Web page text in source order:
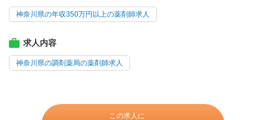
神奈川県の年収350万円以上の薬剤師求人
求人内容
神奈川県の調剤薬局の薬剤師求人
この求人に